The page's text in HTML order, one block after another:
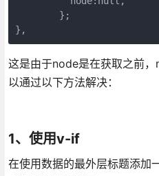
},
这是由于node是在获取之前
以通过以下方法解决：
1、使用v-if
在使用数据的最外层标题添